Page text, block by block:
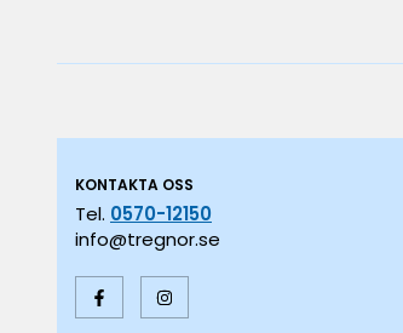
KONTAKTA OSS
Tel. 0570-12150
info@tregnor.se